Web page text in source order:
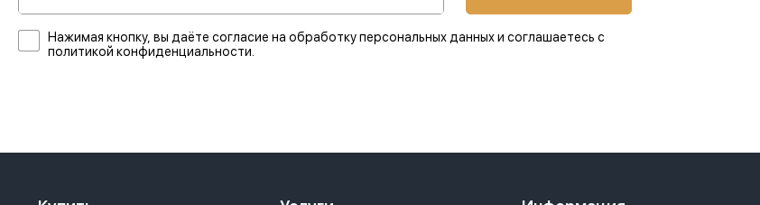
Нажимая кнопку, вы даёте согласие на обработку персональных данных и соглашаетесь с
политикой конфиденциальности.